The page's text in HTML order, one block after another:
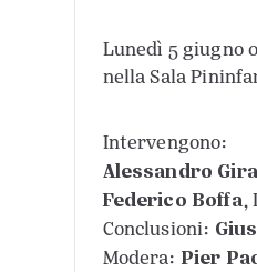
Lunedì 5 giugno
nella Sala
Intervengono:
Alessandro
Federico Boffa,
Conclusioni:
Modera: Pier